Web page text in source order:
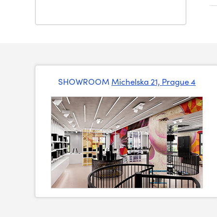
SHOWROOM Michelska 21, Prague 4